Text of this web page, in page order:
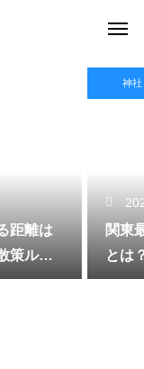
距離は
策ルー
神社
関東
とは
する